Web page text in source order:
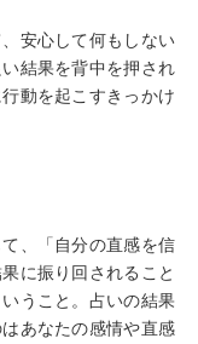
安心して何もしない
結果を背中を押され
動を起こすきっかけ
、「自分の直感を信
に振り回されること
うこと。占いの結果
あなたの感情や直感